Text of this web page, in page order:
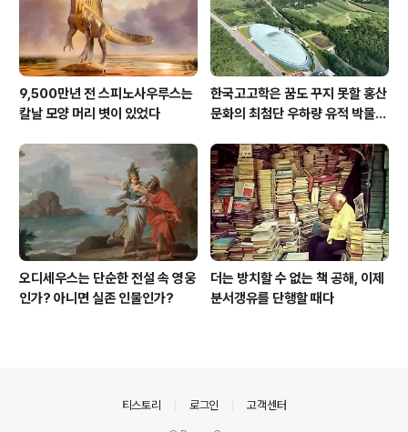
9,500만년 전 스피노사우루스는
칼날 모양 머리 볏이 있었다
한국고고학은 꿈도 꾸지 못할 홍산
문화의 최첨단 우하량 유적 박물관
오디세우스는 단순한 전설 속 영웅
인가? 아니면 실존 인물인가?
더는 방치할 수 없는 책 공해, 이제
분서갱유를 단행할 때다
티스토리 로그인 고객센터